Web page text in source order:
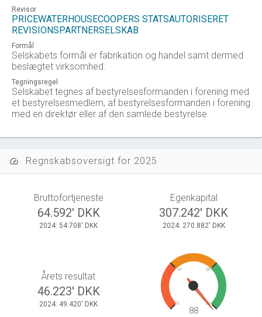
Revisor
PRICEWATERHOUSECOOPERS STATSAUTORISERET
REVISIONSPARTNERSELSKAB
Formål
Selskabets formål er fabrikation og handel samt dermed
beslægtet virksomhed.
Tegningsregel
Selskabet tegnes af bestyrelsesformanden i forening med
et bestyrelsesmedlem, af bestyrelsesformanden i forening
med en direktør eller af den samlede bestyrelse
speed Regnskabsoversigt for 2025
Bruttofortjeneste
64.592' DKK
2024: 54.708' DKK
Egenkapital
307.242' DKK
2024: 270.882' DKK
Årets resultat
46.223' DKK
2024: 49.420' DKK 0
10 20
30
88